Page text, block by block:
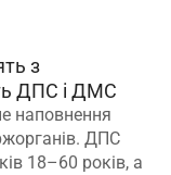
з
ДПС і ДМС
наповнення
ДПС
18–60 років, а